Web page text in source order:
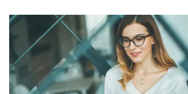
Scopri di più Trading online